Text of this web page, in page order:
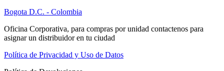
Bogota D.C. - Colombia
Oficina Corporativa, para compras por unidad contactenos para
asignar un distribuidor en tu ciudad
Política de Privacidad y Uso de Datos